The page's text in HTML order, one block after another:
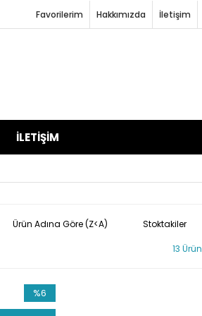
Hakkımızda İletişim
Favorilerim
İLETIŞIM
Ürün Adına Göre (Z<A) Stoktakiler
13 Ürün
%6
İndirim